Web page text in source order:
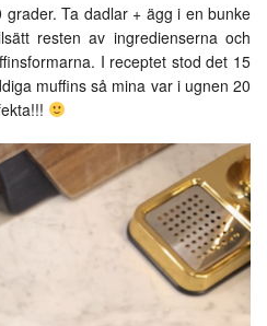
Ta dadlar + ägg i en bunke
resten av ingredienserna och
I receptet stod det 15
muffins så mina var i ugnen 20